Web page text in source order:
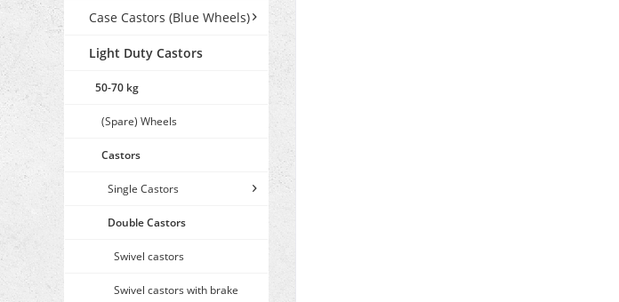
Case Castors (Blue Wheels)
Light Duty Castors
50-70 kg
(Spare) Wheels
Castors
Single Castors
Double Castors
Swivel castors
Swivel castors with brake